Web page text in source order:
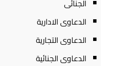
الجنائى
الدعاوى الادارية
الدعاوى التجارية
الدعاوى الجنائية